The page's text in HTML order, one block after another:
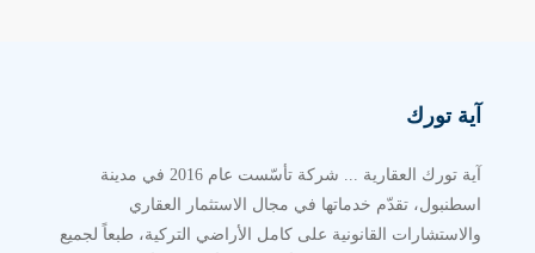
آية تورك
آية تورك العقارية ... شركة تأسّست عام 2016 في مدينة
اسطنبول، تقدّم خدماتها في مجال الاستثمار العقاري
والاستشارات القانونية على كامل الأراضي التركية، طبعاً لجميع